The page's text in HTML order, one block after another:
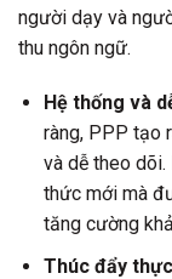
người dạy và
thu ngôn ngữ.
Hệ thống và
ràng, PPP tạo
và dễ theo
thức mới mà
tăng cường
Thúc đẩy